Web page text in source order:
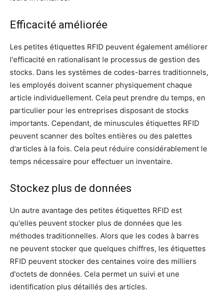
Efficacité améliorée
Les petites étiquettes RFID peuvent également améliorer
l'efficacité en rationalisant le processus de gestion des
stocks. Dans les systèmes de codes-barres traditionnels,
les employés doivent scanner physiquement chaque
article individuellement. Cela peut prendre du temps, en
particulier pour les entreprises disposant de stocks
importants. Cependant, de minuscules étiquettes RFID
peuvent scanner des boîtes entières ou des palettes
d'articles à la fois. Cela peut réduire considérablement le
temps nécessaire pour effectuer un inventaire.
Stockez plus de données
Un autre avantage des petites étiquettes RFID est
qu'elles peuvent stocker plus de données que les
méthodes traditionnelles. Alors que les codes à barres
ne peuvent stocker que quelques chiffres, les étiquettes
RFID peuvent stocker des centaines voire des milliers
d'octets de données. Cela permet un suivi et une
identification plus détaillés des articles.